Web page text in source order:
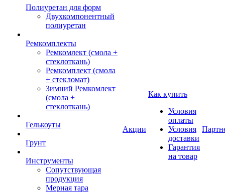
Полиуретан для форм
Двухкомпонентный
полиуретан
Ремкомплекты
Ремкомлект (смола +
стеклоткань)
Ремкомплект (смола
+ стекломат)
Зимний Ремкомлект
(смола +
стеклоткань)
Гелькоуты
Грунт
Инструменты
Сопутствующая
продукция
Мерная тара
Акции
Как купить
Условия
оплаты
Условия
доставки
Гарантия
на товар